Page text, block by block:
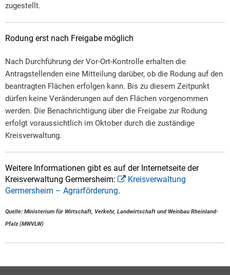
zugestellt.
Rodung erst nach Freigabe möglich
Nach Durchführung der Vor-Ort-Kontrolle erhalten die
Antragstellenden eine Mitteilung darüber, ob die Rodung auf den
beantragten Flächen erfolgen kann. Bis zu diesem Zeitpunkt
dürfen keine Veränderungen auf den Flächen vorgenommen
werden. Die Benachrichtigung über die Freigabe zur Rodung
erfolgt voraussichtlich im Oktober durch die zuständige
Kreisverwaltung.
Weitere Informationen gibt es auf der Internetseite der
Kreisverwaltung Germersheim:
Kreisverwaltung
Germersheim – Agrarförderung.
Quelle: Ministerium für Wirtschaft, Verkehr, Landwirtschaft und Weinbau Rheinland-
Pfalz (MWVLW)